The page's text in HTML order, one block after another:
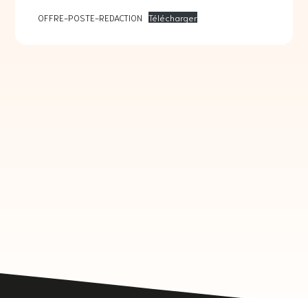
OFFRE-POSTE-REDACTION Télécharger